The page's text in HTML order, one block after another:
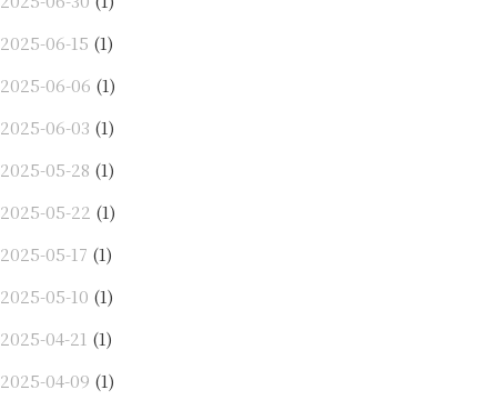
2025-06-15 (1)
2025-06-06 (1)
2025-06-03 (1)
2025-05-28 (1)
2025-05-22 (1)
2025-05-17 (1)
2025-05-10 (1)
2025-04-21 (1)
2025-04-09 (1)